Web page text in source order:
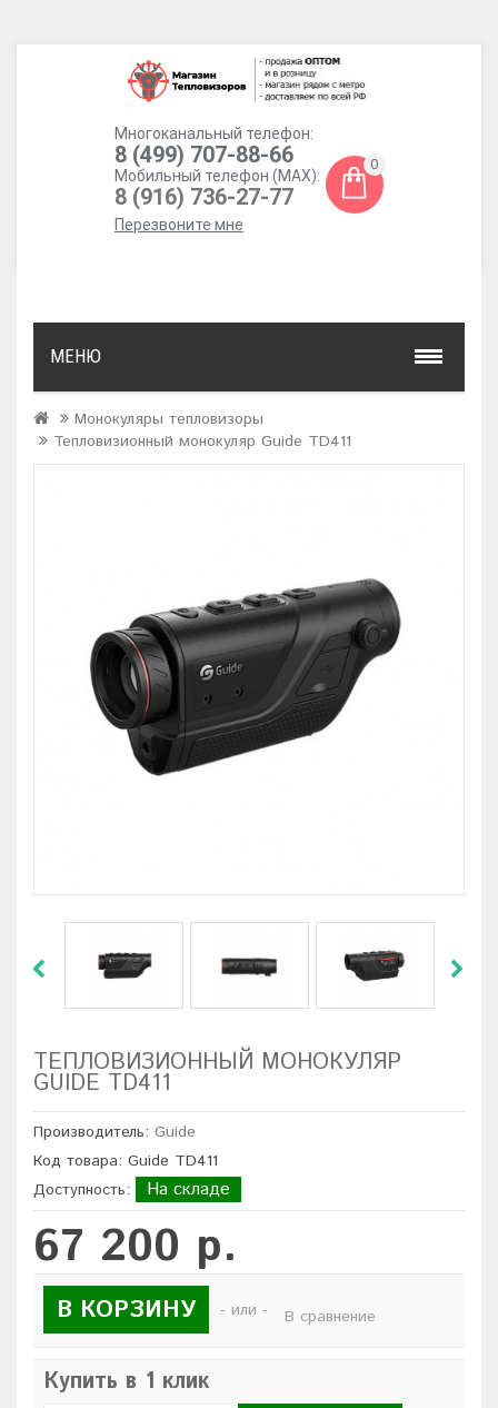
Многоканальный телефон:
8 (499) 707-88-66
Мобильный телефон (MAX):
8 (916) 736-27-77
Перезвоните мне
0
МЕНЮ
Монокуляры тепловизоры
Тепловизионный монокуляр Guide TD411
ТЕПЛОВИЗИОННЫЙ МОНОКУЛЯР
GUIDE TD411
Производитель: Guide
Код товара: Guide TD411
Доступность:
На складе
67 200 р.
В КОРЗИНУ - или - В сравнение
Купить в 1 клик